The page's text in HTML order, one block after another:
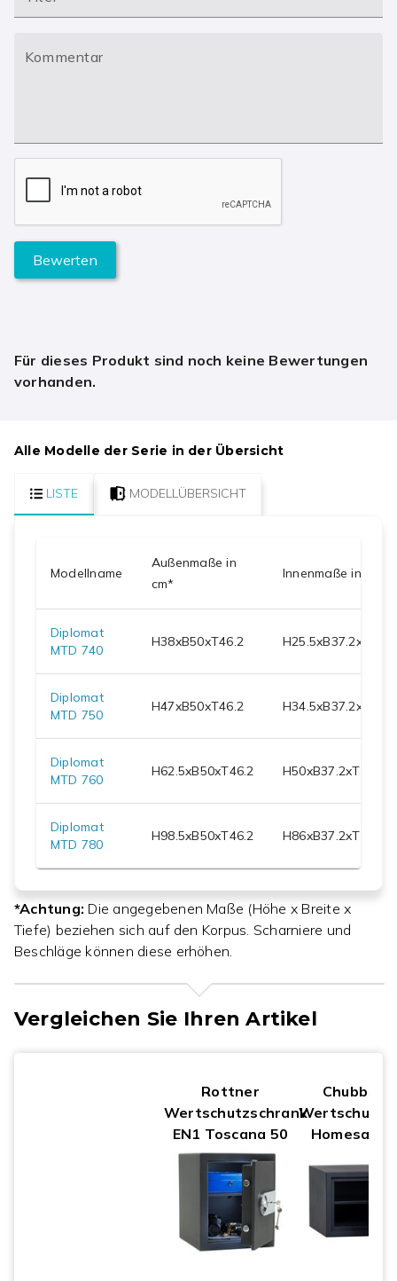
Kommentar
Bewerten
Für dieses Produkt sind noch keine Bewertungen
vorhanden.
Alle Modelle der Serie in der Übersicht
LISTE MODELLÜBERSICHT
Modellname
Außenmaße in
cm*
Innenmaße in cm
Diplomat
MTD 740
H38xB50xT46.2 H25.5xB37.2xT
Diplomat
MTD 750
H47xB50xT46.2 H34.5xB37.2xT
Diplomat
MTD 760
H62.5xB50xT46.2 H50xB37.2xT
Diplomat
MTD 780
H98.5xB50xT46.2 H86xB37.2xT
*Achtung: Die angegebenen Maße (Höhe x Breite x
Tiefe) beziehen sich auf den Korpus. Scharniere und
Beschläge können diese erhöhen.
Vergleichen Sie Ihren Artikel
Rottner
Wertschutzschrank
EN1 Toscana 50
Homesafe